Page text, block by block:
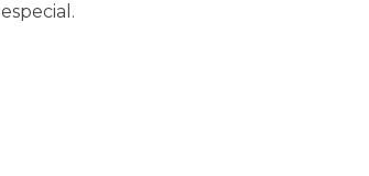
especial.